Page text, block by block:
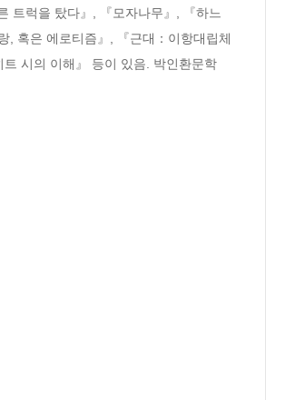
트럭을 탔다』, 『모자나무』, 『하느
, 혹은 에로티즘』, 『근대：이항대립체
시의 이해』 등이 있음. 박인환문학